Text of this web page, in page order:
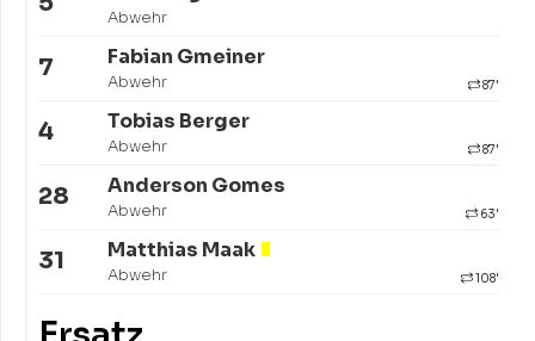
Abwehr
7 Fabian Gmeiner
Abwehr 87'
4 Tobias Berger
Abwehr 87'
28 Anderson Gomes
Abwehr 63'
31 Matthias Maak
Abwehr 108'